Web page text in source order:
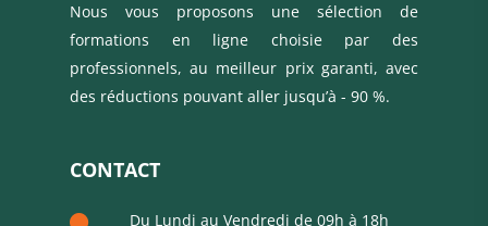
Nous vous proposons une sélection de
formations en ligne choisie par des
professionnels, au meilleur prix garanti, avec
des réductions pouvant aller jusqu’à - 90 %.
CONTACT
Du Lundi au Vendredi de 09h à 18h